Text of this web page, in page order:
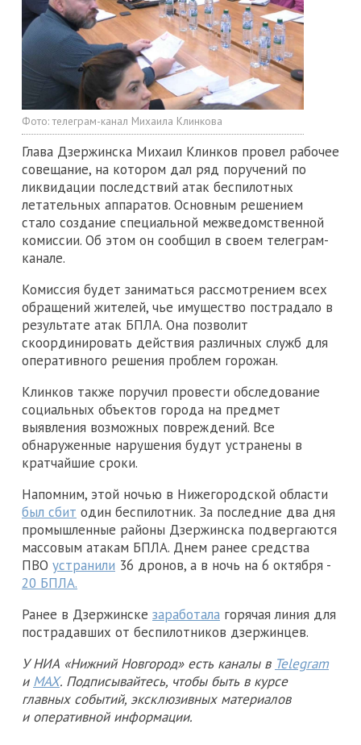
Фото:телеграм-канал Михаила Клинкова
Глава Дзержинска Михаил Клинков провел рабочее
совещание, на котором дал ряд поручений по
ликвидации последствий атак беспилотных
летательных аппаратов. Основным решением
стало создание специальной межведомственной
комиссии. Об этом он сообщил в своем телеграм-
канале.
Комиссия будет заниматься рассмотрением всех
обращений жителей, чье имущество пострадало в
результате атак БПЛА. Она позволит
скоординировать действия различных служб для
оперативного решения проблем горожан.
Клинков также поручил провести обследование
социальных объектов города на предмет
выявления возможных повреждений. Все
обнаруженные нарушения будут устранены в
кратчайшие сроки.
Напомним, этой ночью в Нижегородской области
был сбит один беспилотник. За последние два дня
промышленные районы Дзержинска подвергаются
массовым атакам БПЛА. Днем ранее средства
ПВО устранили 36 дронов, а в ночь на 6 октября -
20 БПЛА.
Ранее в Дзержинске заработала горячая линия для
пострадавших от беспилотников дзержинцев.
У НИА «Нижний Новгород» есть каналы в Telegram
и MAX. Подписывайтесь, чтобы быть в курсе
главных событий, эксклюзивных материалов
и оперативной информации.